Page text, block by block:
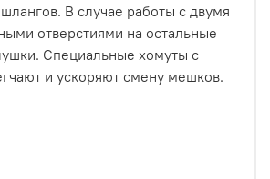
В случае работы с двумя
отверстиями на остальные
Специальные хомуты с
и ускоряют смену мешков.